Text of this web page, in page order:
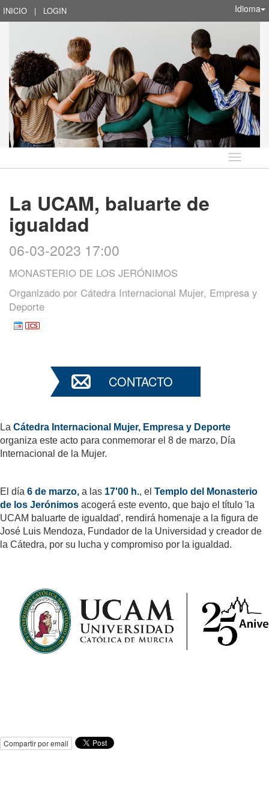
INICIO | LOGIN Idioma
Idioma
La UCAM, baluarte de
igualdad
06-03-2023 17:00
MONASTERIO DE LOS JERÓNIMOS
Organizado por Cátedra Internacional Mujer, Empresa y
Deporte
CONTACTO
La Cátedra Internacional Mujer, Empresa y Deporte
organiza este acto para conmemorar el 8 de marzo, Día
Internacional de la Mujer.
El día 6 de marzo, a las 17'00 h., el Templo del Monasterio
de los Jerónimos acogerá este evento, que bajo el título 'la
UCAM baluarte de igualdad', rendirá homenaje a la figura de
José Luis Mendoza, Fundador de la Universidad y creador de
la Cátedra, por su lucha y compromiso por la igualdad.
Compartir por email